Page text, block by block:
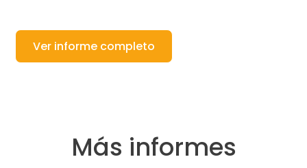
Ver informe completo
Más informes